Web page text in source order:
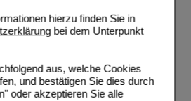
hierzu finden Sie in
bei dem Unterpunkt
aus, welche Cookies
und bestätigen Sie dies durch
oder akzeptieren Sie alle